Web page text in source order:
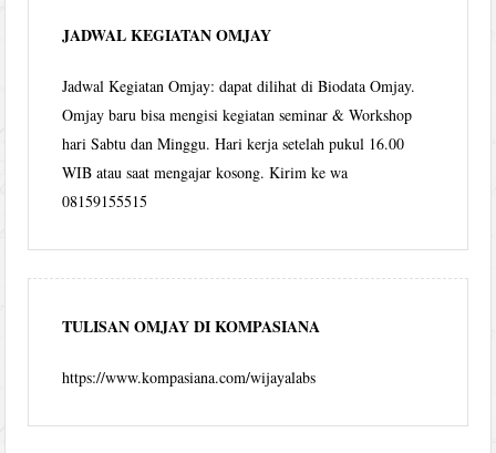
JADWAL KEGIATAN OMJAY
Jadwal Kegiatan Omjay: dapat dilihat di Biodata Omjay.
Omjay baru bisa mengisi kegiatan seminar & Workshop
hari Sabtu dan Minggu. Hari kerja setelah pukul 16.00
WIB atau saat mengajar kosong. Kirim ke wa
08159155515
TULISAN OMJAY DI KOMPASIANA
https://www.kompasiana.com/wijayalabs